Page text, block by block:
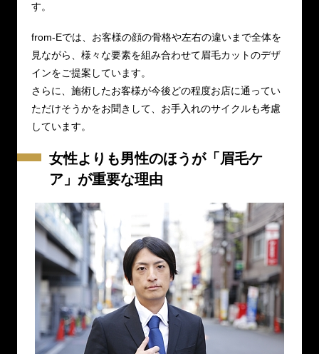
す。
from-Eでは、お客様の顔の骨格や左右の違いまで全体を
見ながら、様々な要素を組み合わせて眉毛カットのデザ
インをご提案しています。
さらに、施術したお客様が今後どの程度お店に通ってい
ただけそうかをお聞きして、お手入れのサイクルも考慮
しています。
女性よりも男性のほうが「眉毛ケ
ア」が重要な理由